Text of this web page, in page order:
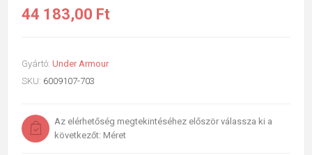
44 183,00 Ft
Gyártó: Under Armour
SKU: 6009107-703
Az elérhetőség megtekintéséhez először válassza ki a
következőt: Méret